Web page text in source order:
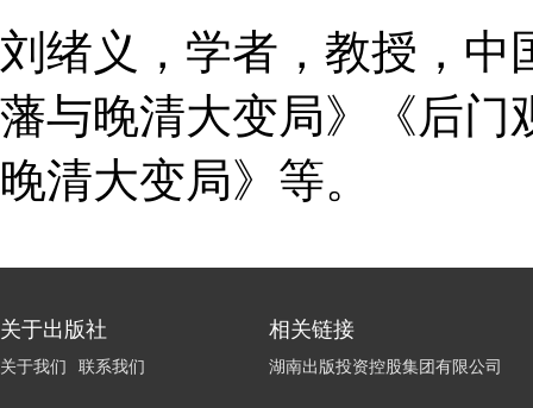
刘绪义，学者，教授，中
藩与晚清大变局》《后门
晚清大变局》等。
关于出版社
关于我们 联系我们
相关链接
湖南出版投资控股集团有限公司